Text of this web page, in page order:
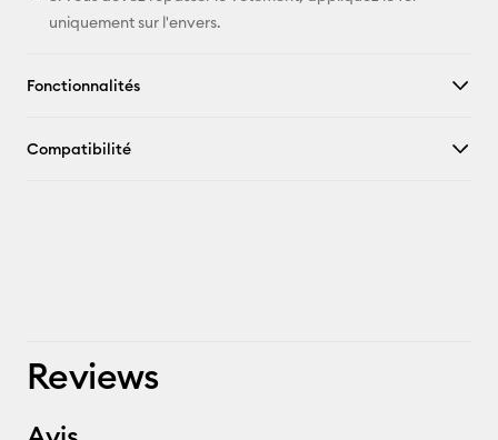
uniquement sur l'envers.
Fonctionnalités
Compatibilité
Reviews